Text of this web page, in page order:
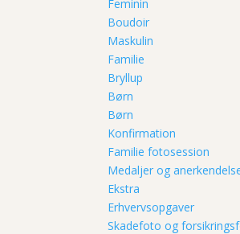
Feminin
Boudoir
Maskulin
Familie
Bryllup
Børn
Børn
Konfirmation
Familie fotosession
Medaljer og
Ekstra
Erhvervsopgaver
Skadefoto og